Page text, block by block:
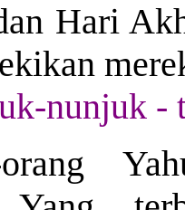
Hari
nunjuk -